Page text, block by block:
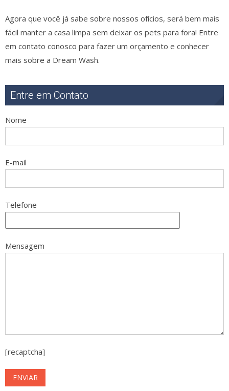
Agora que você já sabe sobre nossos ofícios, será bem mais
fácil manter a casa limpa sem deixar os pets para fora! Entre
em contato conosco para fazer um orçamento e conhecer
mais sobre a Dream Wash.
Entre em Contato
Nome
E-mail
Telefone
Mensagem
[recaptcha]